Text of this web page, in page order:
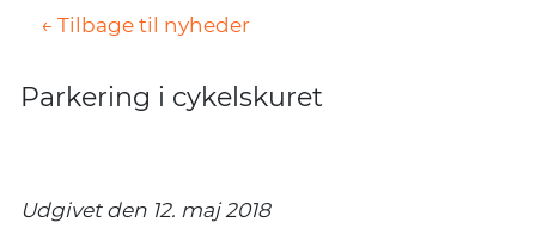
← Tilbage til nyheder
Parkering i cykelskuret
Udgivet den 12. maj 2018